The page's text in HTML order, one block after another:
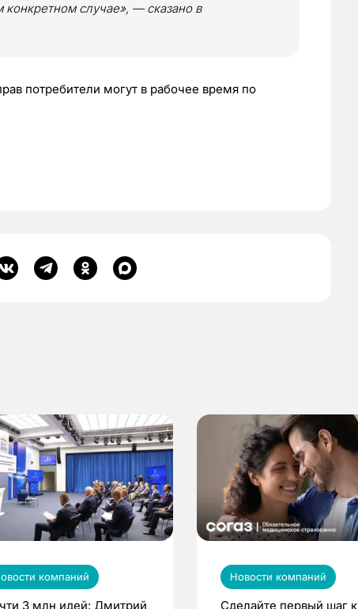
случае», — сказано в
потребители могут в рабочее время по
компаний
3 млн идей: Дмитрий
Новости компаний
Сделайте первый шаг к